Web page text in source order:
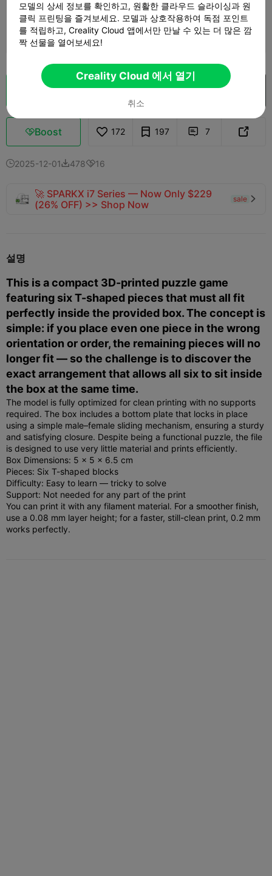
0.2mm layer, 2 walls, 15% infill
 01h 04m  1 플레이트  36.70g
클라우드 슬라이스 Creality Cloud 에서 열기
Boost 172 197  7 
2025-12-0147816
🚀 SPARKX i7 Series — Now Only $229
(26% OFF) >> Shop Now
sale 
설명
This is a compact 3D-printed puzzle game
featuring six T-shaped pieces that must all fit
perfectly inside the provided box. The concept is
simple: if you place even one piece in the wrong
orientation or order, the remaining pieces will no
longer fit — so the challenge is to discover the
exact arrangement that allows all six to sit inside
the box at the same time.
The model is fully optimized for clean printing with no supports
required. The box includes a bottom plate that locks in place
using a simple male–female sliding mechanism, ensuring a sturdy
and satisfying closure. Despite being a functional puzzle, the file
is designed to use very little material and prints efficiently.
Box Dimensions: 5 × 5 × 6.5 cm
Pieces: Six T-shaped blocks
Difficulty: Easy to learn — tricky to solve
Support: Not needed for any part of the print
You can print it with any filament material. For a smoother finish,
use a 0.08 mm layer height; for a faster, still-clean print, 0.2 mm
works perfectly.
모델의 상세 정보를 확인하고, 원활한 클라우드 슬라이싱과 원
클릭 프린팅을 즐겨보세요. 모델과 상호작용하여 독점 포인트
를 적립하고, Creality Cloud 앱에서만 만날 수 있는 더 많은 깜
짝 선물을 열어보세요!
Creality Cloud 에서 열기
취소